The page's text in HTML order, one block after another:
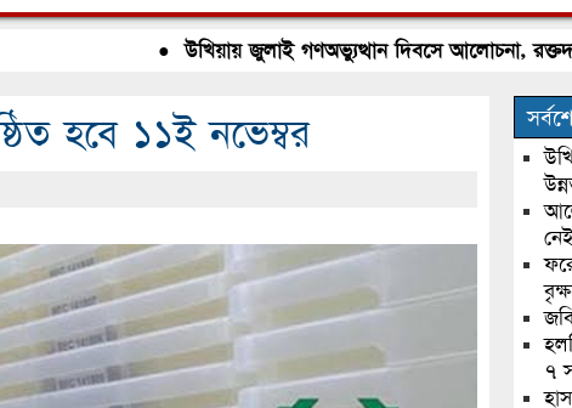
উখিয়ায় জুলাই গণঅভ্যুত্থান দিবসে আলোচনা, রক্তদান ও
হবে ১১ই নভেম্বর
৭